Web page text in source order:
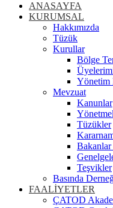
ANASAYFA
KURUMSAL
Hakkımızda
Tüzük
Kurullar
Bölge
Yönetim
Mevzuat
Kanunlar
Tüzükler
Teşvikler
Basında
FAALİYETLER
ÇATOD